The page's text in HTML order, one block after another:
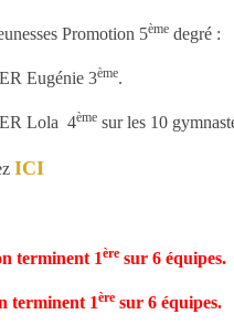
Promotion 5ème degré :
3ème.
4ème sur les 10
ICI
terminent 1ère sur 6 équipes.
terminent 1ère sur 6 équipes.